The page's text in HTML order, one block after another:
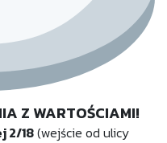
Z WARTOŚCIAMI!
2/18(wejście od ulicy